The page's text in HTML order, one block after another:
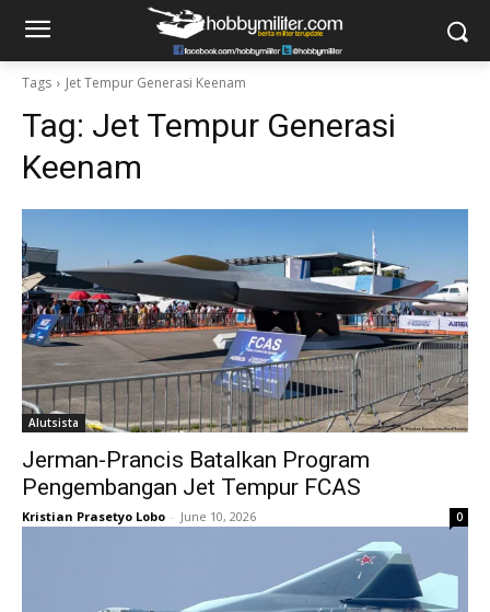
Tags Jet Tempur Generasi Keenam
Tag: Jet Tempur Generasi
Keenam
Alutsista
Jerman-Prancis Batalkan Program
Pengembangan Jet Tempur FCAS
Kristian Prasetyo Lobo - June 10, 2026 0